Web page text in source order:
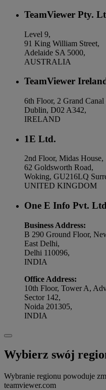
TeamViewer Pty.
Level 9,
91 King William Street,
Adelaide SA 5000,
AUSTRALIA
TeamViewer
6th Floor, 2 Grand
Dublin, D02 A342,
IRELAND
1E Ltd.
2nd Floor, Midas House,
62 Goldsworth Road,
Woking, GU216LQ
UNITED KINGDOM
One E Info Pvt.
Business Address:
B 290 Ground Floor,
East Delhi,
Delhi 110096,
INDIA
Office Address:
10th Floor, Tower A,
Sector 142,
Noida 201305,
INDIA
Wybierz swój
Wybranie regionu powoduje
teamviewer.com